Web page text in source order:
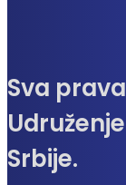
Sva
Srbije.